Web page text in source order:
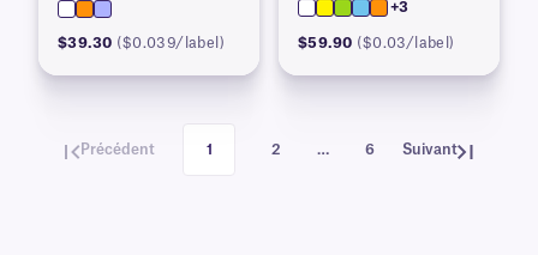
thermique
$39.30 ($0.039/label)
thermique
+3
$59.90 ($0.03/label)
Précédent 1 2 … 6 Suivant